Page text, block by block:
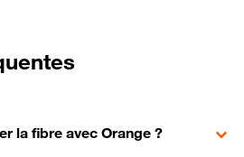
la fibre avec Orange ?